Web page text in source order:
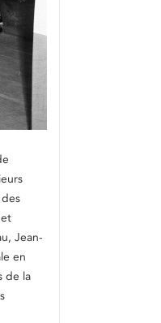
Jean-
en
de la